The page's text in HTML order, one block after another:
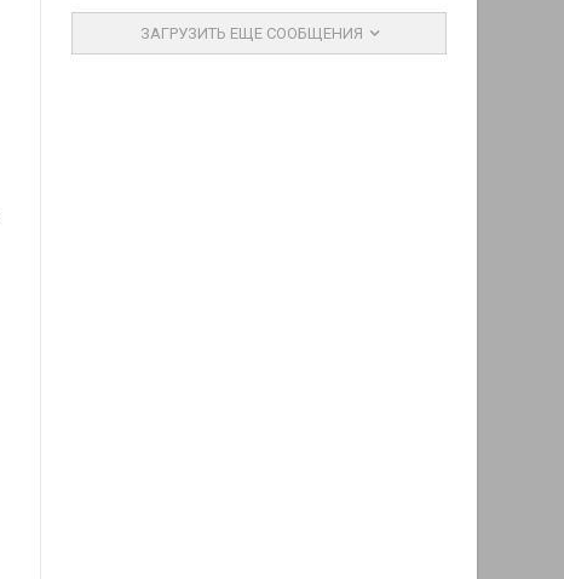
ЗАГРУЗИТЬ ЕЩЕ СООБЩЕНИЯ